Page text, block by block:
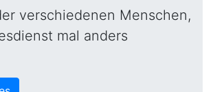
verschiedenen Menschen,
mal anders